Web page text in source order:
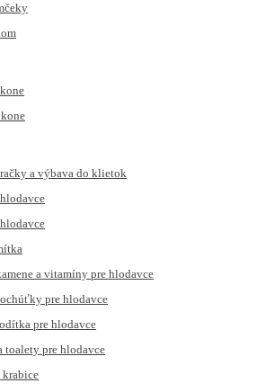
a výbava do klietok
a vitamíny pre hlodavce
pre hlodavce
pre hlodavce
toalety pre hlodavce
krabice